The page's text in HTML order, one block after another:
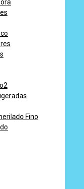
Fino